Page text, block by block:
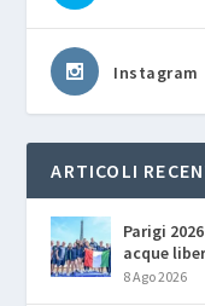
Instagram
ARTICOLI
Parigi
acque
8 Ago 2026